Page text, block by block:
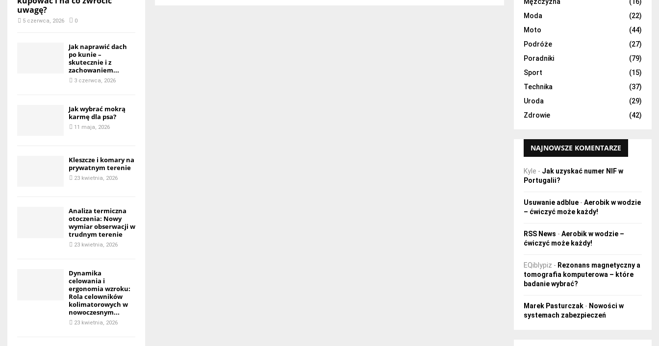
uwagę?
5 czerwca, 2026 0
Jak naprawić dach
po kunie –
skutecznie i z
zachowaniem...
3 czerwca, 2026
Jak wybrać mokrą
karmę dla psa?
11 maja, 2026
Kleszcze i komary na
prywatnym terenie
23 kwietnia, 2026
Analiza termiczna
otoczenia: Nowy
wymiar obserwacji w
trudnym terenie
23 kwietnia, 2026
Dynamika
celowania i
ergonomia wzroku:
Rola celowników
kolimatorowych w
nowoczesnym...
23 kwietnia, 2026
Moda
(22)
Moto
(44)
Podróże
(27)
Poradniki
(79)
Sport
(15)
Technika
(37)
Uroda
(29)
Zdrowie
(42)
NAJNOWSZE KOMENTARZE
Kyle - Jak uzyskać numer NIF w
Portugalii?
Usuwanie adblue- Aerobik w wodzie
– ćwiczyć może każdy!
RSS News - Aerobik w wodzie –
ćwiczyć może każdy!
EQiblypiz - Rezonans magnetyczny a
tomografia komputerowa – które
badanie wybrać?
Marek Pasturczak- Nowości w
systemach zabezpieczeń